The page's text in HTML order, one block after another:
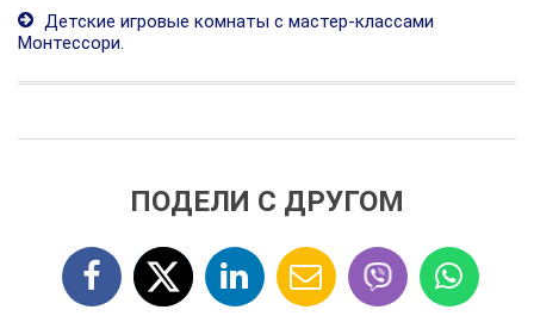
Детские игровые комнаты с мастер-классами
Монтессори.
ПОДЕЛИ С ДРУГОМ